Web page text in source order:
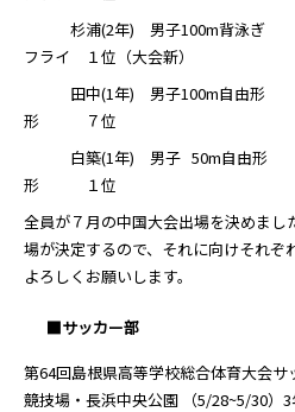
杉浦(2年) 男子100m背泳
フライ １位（大会新）
田中(1年) 男子100m自由
形 ７位
白築(1年) 男子 50m自由
形 １位
全員が７月の中国大会出場を決めまし
場が決定するので、それに向けそれぞ
よろしくお願いします。
■サッカー部
第64回島根県高等学校総合体育大会
競技場・長浜中央公園 （5/28~5/30）